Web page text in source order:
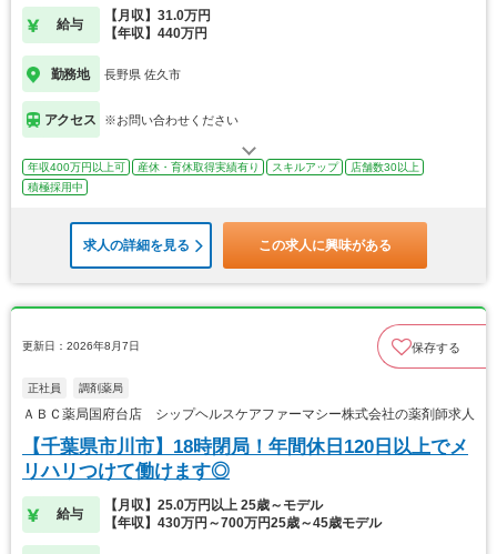
給与
【月収】31.0万円
【年収】440万円
勤務地 長野県 佐久市
アクセス ※お問い合わせください
年収400万円以上可 産休・育休取得実績有り スキルアップ
店舗数30以上
積極採用中
求人の詳細を見る この求人に興味がある
更新日：2026年8月7日 保存する
正社員 調剤薬局
ＡＢＣ薬局国府台店 シップヘルスケアファーマシー株式会社の薬剤師求人
【千葉県市川市】18時閉局！年間休日120日以上でメ
リハリつけて働けます◎
給与
【月収】25.0万円以上 25歳～モデル
【年収】430万円～700万円25歳～45歳モデル